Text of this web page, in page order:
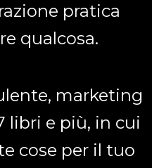
pratica
qualcosa.
marketing
libri e più, in cui
cose per il tuo